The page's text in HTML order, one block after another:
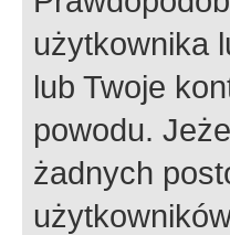
użytkownika
lub Twoje
powodu.
żadnych